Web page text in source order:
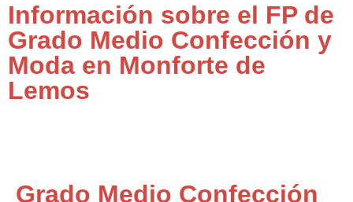
Información sobre el FP de
Grado Medio Confección y
Moda en Monforte de
Lemos
Grado Medio Confección